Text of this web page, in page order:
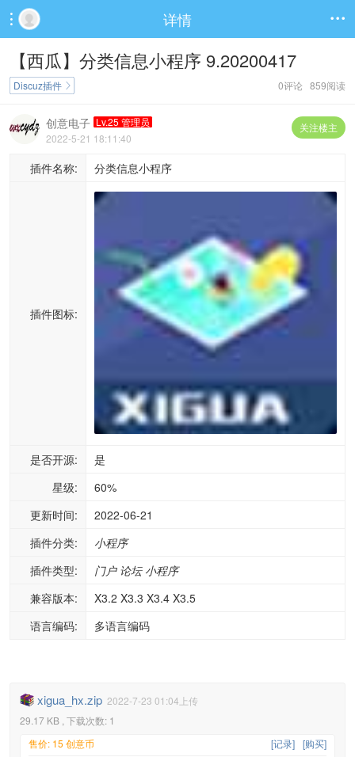
 详情 
【西瓜】分类信息小程序 9.20200417
0评论 859阅读
Discuz插件 
关注楼主
创意电子 Lv.25 管理员
2022-5-21 18:11:40
插件名称: 分类信息小程序
插件图标:
是否开源:
是
星级:
60%
更新时间:
2022-06-21
插件分类:
小程序
插件类型:
门户 论坛 小程序
兼容版本:
X3.2 X3.3 X3.4 X3.5
语言编码:
多语言编码
xigua_hx.zip 2022-7-23 01:04上传
29.17 KB , 下载次数: 1
[购买]
[记录]
售价: 15 创意币